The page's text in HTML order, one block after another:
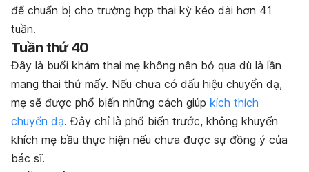
để chuẩn bị cho trường hợp thai kỳ kéo dài hơn 41
tuần.
Tuần thứ 40
Đây là buổi khám thai mẹ không nên bỏ qua dù là lần
mang thai thứ mấy. Nếu chưa có dấu hiệu chuyển dạ,
mẹ sẽ được phổ biến những cách giúp kích thích
chuyển dạ. Đây chỉ là phổ biến trước, không khuyến
khích mẹ bầu thực hiện nếu chưa được sự đồng ý của
bác sĩ.